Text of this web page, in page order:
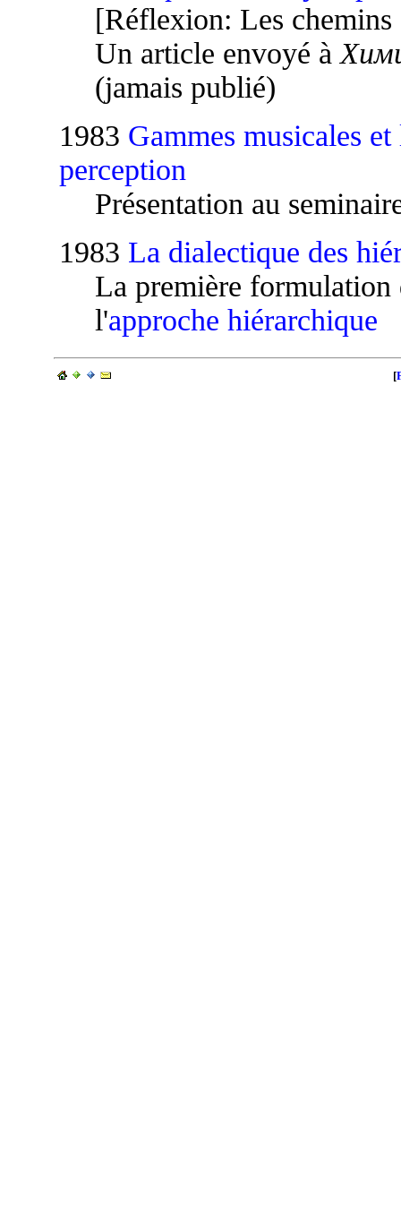
[Réflexion: Les
Un article envoyé à
(jamais publié)
1983 Gammes musicales
perception
Présentation au
1983 La dialectique des
La première
l'approche hiérarchique
[